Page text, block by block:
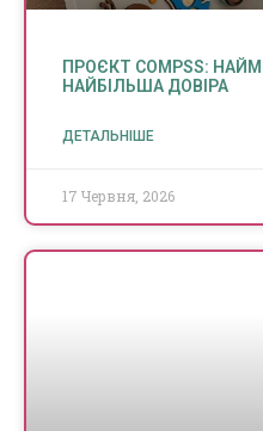
ПРОЄКТ COMPSS:
НАЙБІЛЬША ДОВІРА
ДЕТАЛЬНІШЕ
17 Червня, 2026